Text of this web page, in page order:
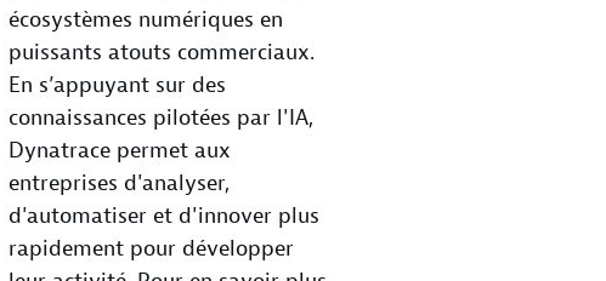
écosystèmes numériques en
puissants atouts commerciaux.
En s’appuyant sur des
connaissances pilotées par l'IA,
Dynatrace permet aux
entreprises d'analyser,
d'automatiser et d'innover plus
rapidement pour développer